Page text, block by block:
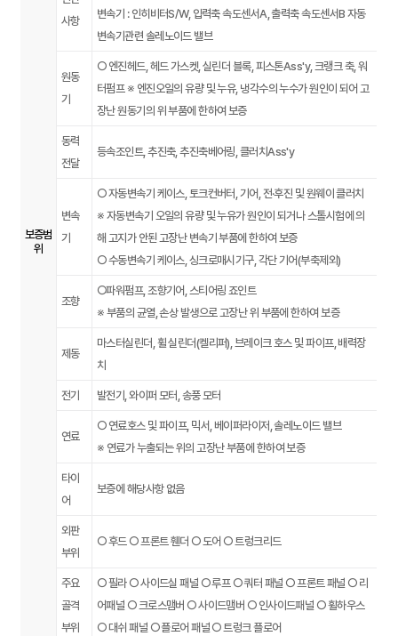
보증범
위
사항
변속기 : 인히비터S/W, 입력축 속도센서A, 출력축 속도센서B 자동
변속기관련 솔레노이드 밸브
원동
기
○ 엔진헤드, 헤드 가스켓, 실린더 블록, 피스톤Ass'y, 크랭크 축, 워
터펌프 ※ 엔진오일의 유량 및 누유, 냉각수의 누수가 원인이 되어 고
장난 원동기의 위 부품에 한하여 보증
동력
전달
등속조인트, 추진축, 추진축베어링, 클러치Ass'y
변속
기
○ 자동변속기 케이스, 토크컨버터, 기어, 전·후진 및 원웨이 클러치
※ 자동변속기 오일의 유량 및 누유가 원인이 되거나 스톨시험에 의
해 고지가 안된 고장난 변속기 부품에 한하여 보증
○ 수동변속기 케이스, 싱크로매시기구, 각단 기어(부축제외)
조향
○파워펌프, 조향기어, 스티어링 죠인트
※ 부품의 균열, 손상 발생으로 고장난 위 부품에 한하여 보증
제동
마스터실린더, 휠 실린더(켈리퍼), 브레이크 호스 및 파이프, 배력장
치
전기 발전기, 와이퍼 모터, 송풍 모터
연료
○ 연료호스 및 파이프, 믹서, 베이퍼라이저, 솔레노이드 밸브
※ 연료가 누출되는 위의 고장난 부품에 한하여 보증
타이
어
보증에 해당사항 없음
외판
부위
○ 후드 ○ 프론트 휀더 ○ 도어 ○ 트렁크리드
주요
골격
부위
○ 필라 ○ 사이드실 패널 ○ 루프 ○ 쿼터 패널 ○ 프론트 패널 ○ 리
어패널 ○ 크로스맴버 ○ 사이드맴버 ○ 인사이드패널 ○ 휠하우스
○ 대쉬 패널 ○ 플로어 패널 ○ 트렁크 플로어